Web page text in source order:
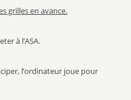
grilles en avance.
à l’ASA.
l’ordinateur joue pour